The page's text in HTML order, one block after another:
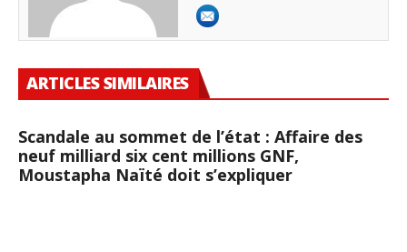
ARTICLES SIMILAIRES
Scandale au sommet de l’état : Affaire des
neuf milliard six cent millions GNF,
Moustapha Naïté doit s’expliquer